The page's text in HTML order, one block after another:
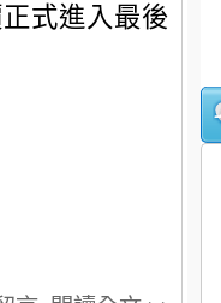
式進入最後